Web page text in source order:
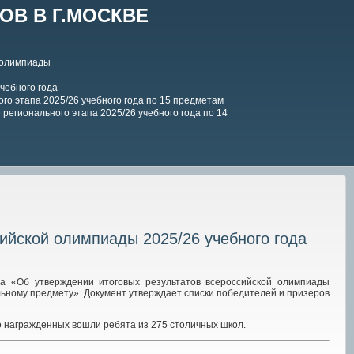
В Г.МОСКВЕ
года
этапа 2025/26 учебного года по 15 предметам
этапа 2025/26 учебного года по 14
олимпиады 2025/26 учебного года
утверждении итоговых результатов всероссийской олимпиады
предмету». Документ утверждает списки победителей и призеров
вошли ребята из 275 столичных школ.